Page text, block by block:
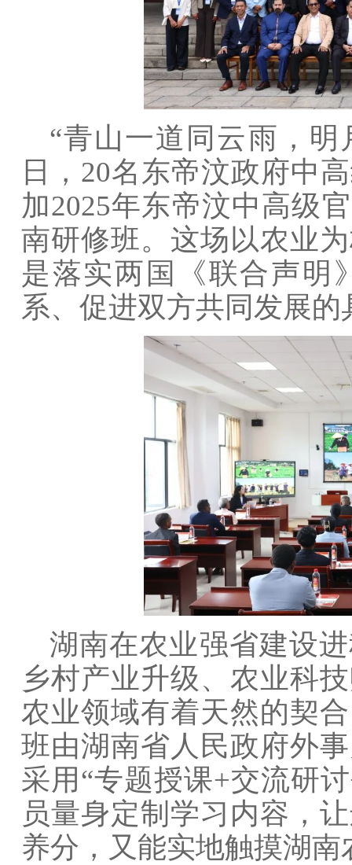
“青山一道同云雨，明
日，20名东帝汶政府中
加2025年东帝汶中高级
南研修班。这场以农业
是落实两国《联合声明
系、促进双方共同发展的
湖南在农业强省建设
乡村产业升级、农业科
农业领域有着天然的契
班由湖南省人民政府外
采用“专题授课+交流研
员量身定制学习内容，
养分，又能实地触摸湖